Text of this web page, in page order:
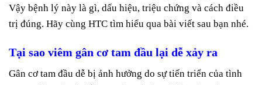
Vậy bệnh lý này là gì, dấu hiệu, triệu chứng và cách điều
trị đúng. Hãy cùng HTC tìm hiểu qua bài viết sau bạn nhé.
Tại sao viêm gân cơ tam đầu lại dễ xảy ra
Gân cơ tam đầu dễ bị ảnh hưởng do sự tiến triển của tình